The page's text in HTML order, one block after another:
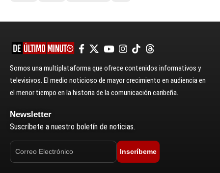
Somos una multiplataforma que ofrece contenidos informativos y
televisivos. El medio noticioso de mayor crecimiento en audiencia en
el menor tiempo en la historia de la comunicación caribeña.
Newsletter
Suscríbete a nuestro boletín de noticias.
Inscríbeme